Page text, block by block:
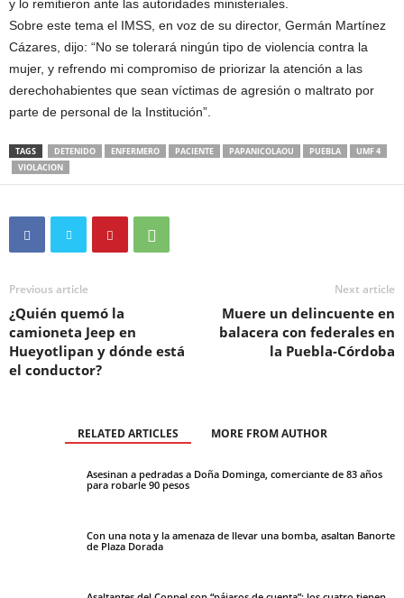
y lo remitieron ante las autoridades ministeriales.
Sobre este tema el IMSS, en voz de su director, Germán Martínez
Cázares, dijo: “No se tolerará ningún tipo de violencia contra la
mujer, y refrendo mi compromiso de priorizar la atención a las
derechohabientes que sean víctimas de agresión o maltrato por
parte de personal de la Institución”.
TAGS DETENIDO ENFERMERO PACIENTE PAPANICOLAOU PUEBLA
UMF 4
VIOLACION
Previous article
¿Quién quemó la
camioneta Jeep en
Hueyotlipan y dónde está
el conductor?
Next article
Muere un delincuente en
balacera con federales en
la Puebla-Córdoba
RELATED ARTICLES MORE FROM AUTHOR
Asesinan a pedradas a Doña Dominga, comerciante de 83 años
para robarle 90 pesos
Con una nota y la amenaza de llevar una bomba, asaltan Banorte
de Plaza Dorada